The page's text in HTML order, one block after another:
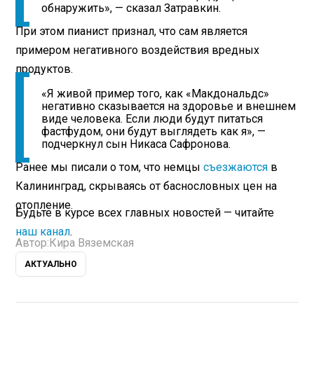
обнаружить», — сказал Затравкин.
При этом пианист признал, что сам является
примером негативного воздействия вредных
продуктов.
«Я живой пример того, как «Макдональдс»
негативно сказывается на здоровье и внешнем
виде человека. Если люди будут питаться
фастфудом, они будут выглядеть как я», —
подчеркнул сын Никаса Сафронова.
Ранее мы писали о том, что немцысъезжаются в
Калининград, скрываясь от баснословных цен на
отопление.
Будьте в курсе всех главных новостей — читайте
наш канал.
Автор: Кира Вяземская
АКТУАЛЬНО